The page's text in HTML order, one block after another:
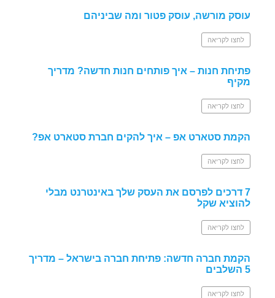
עוסק מורשה, עוסק פטור ומה שביניהם
לחצו לקריאה
פתיחת חנות – איך פותחים חנות חדשה? מדריך
מקיף
לחצו לקריאה
הקמת סטארט אפ – איך להקים חברת סטארט אפ?
לחצו לקריאה
7 דרכים לפרסם את העסק שלך באינטרנט מבלי
להוציא שקל
לחצו לקריאה
הקמת חברה חדשה: פתיחת חברה בישראל – מדריך
5 השלבים
לחצו לקריאה